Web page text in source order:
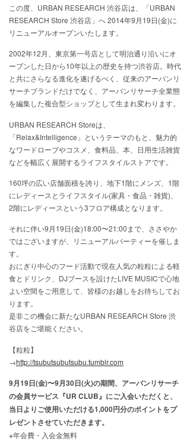
この度、URBAN RESEARCH 渋谷店は、「URBAN
RESEARCH Store 渋谷店」へ 2014年9月19日(金)に
リニューアルオープンいたします。
2002年12月、東京第一号店として明治通り沿いにオ
ープンした日から10年以上の歴史を持つ渋谷店。時代
と共にさらなる進化を遂げるべく、従来のアーバンリ
サーチブランドだけでなく、アーバンリサーチ全業態
を編集した複合型ショップとして生まれ変わります。
URBAN RESEARCH Storeは、
「Relax&Intelligence」というテーマのもと、魅力的
なワードローブやコスメ、食料品、本、日用生活雑貨
などを幅広く展開するライフスタイルストアです。
160坪の広い店舗面積を誇り、地下1階にメンズ、1階
にレディースとライフスタイル(家具・食品・雑貨)、
2階にレディースという3フロア構成となります。
それに伴い9月19日(金)18:00〜21:00まで、ささやか
ではございますが、リニューアルパーティーを催しま
す。
おにぎり中心のフード活動で現在人気の粒粒による軽
食とドリンク、DJブースを設けたLIVE MUSICで心地
よい空間をご用意して、皆様のお越しをお待ちしてお
ります。
是非この機会に新たなURBAN RESEARCH Store 渋
谷店をご堪能ください。
【粒粒】
→http://tsubutsubutsubu.tumblr.com
9月19日(金)〜9月30日(火)の期間、アーバンリサーチ
の会員サービス『UR CLUB』にご入会いただくと、
当日よりご使用いただける1,000円分のポイントをプ
レゼントさせていただきます。
※年会費・入会金無料